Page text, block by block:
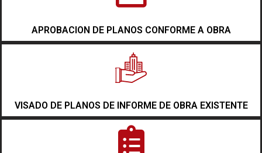
APROBACION DE PLANOS CONFORME A OBRA
VISADO DE PLANOS DE INFORME DE OBRA EXISTENTE